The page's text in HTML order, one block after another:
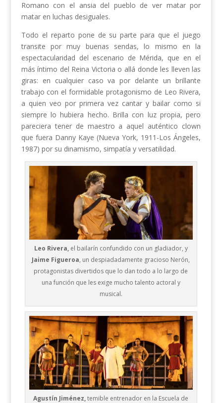
Romano con el ansia del pueblo de ver matar por
matar en luchas desiguales.
Todo el reparto pone de su parte para que el juego
transite por muy buenas sendas, lo mismo en la
espectacularidad del escenario de Mérida, que en el
más íntimo del Reina Victoria o allá donde les lleven las
giras: en cualquier caso va por delante un brillante
trabajo con el formidable protagonismo de Leo Rivera,
a quien veo por primera vez cantar y bailar como si
siempre lo hubiera hecho. Brilla con luz propia, pero
pareciera tener de maestro a aquel auténtico clown
que fuera Danny Kaye (Nueva York, 1911-Los Ángeles,
1987) por su dinamismo, simpatía y versatilidad.
Leo Rivera,el bailarín confundido con un gladiador, y
Jaime Figueroa, un despiadadamente gracioso Nerón,
protagonistas divertidos que lo dan todo a lo largo de
una función que les exige mucho talento actoral y
musical.
Agustín Jiménez,temible entrenador en la Escuela de